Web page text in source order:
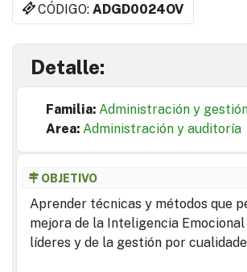
CÓDIGO:ADGD0024OV
Detalle:
Familia: Administración y
Area: Administración y auditoría
OBJETIVO
Aprender técnicas y métodos que
mejora de la Inteligencia Emocional
líderes y de la gestión por